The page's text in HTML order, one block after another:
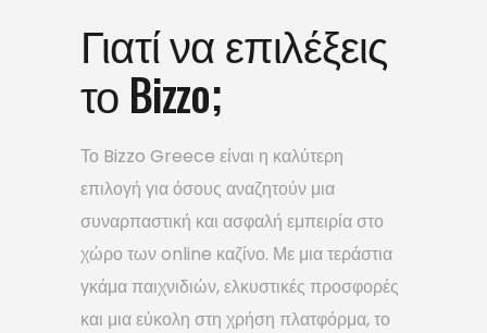
Γιατί να επιλέξεις
το Bizzo;
Το Bizzo Greece είναι η καλύτερη
επιλογή για όσους αναζητούν μια
συναρπαστική και ασφαλή εμπειρία στο
χώρο των online καζίνο. Με μια τεράστια
γκάμα παιχνιδιών, ελκυστικές προσφορές
και μια εύκολη στη χρήση πλατφόρμα, το